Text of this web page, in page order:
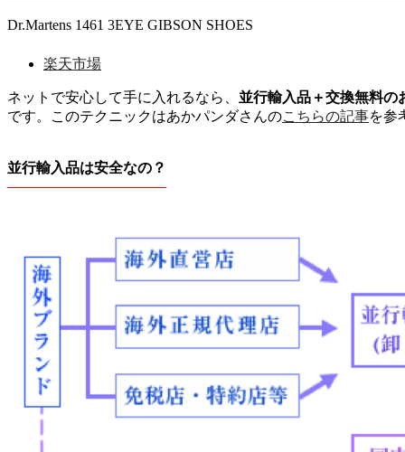
Dr.Martens 1461 3EYE GIBSON SHOES
楽天市場
ネットで安心して手に入れるなら、 並行輸入品＋交換無料の
です。このテクニックはあかパンダさんのこちらの記事を参
並行輸入品は安全なの？